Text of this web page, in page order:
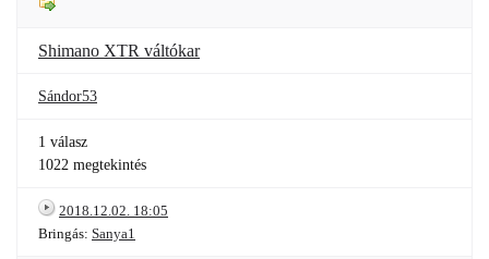
Shimano XTR váltókar
Sándor53
1 válasz
1022 megtekintés
2018.12.02. 18:05
Bringás: Sanya1